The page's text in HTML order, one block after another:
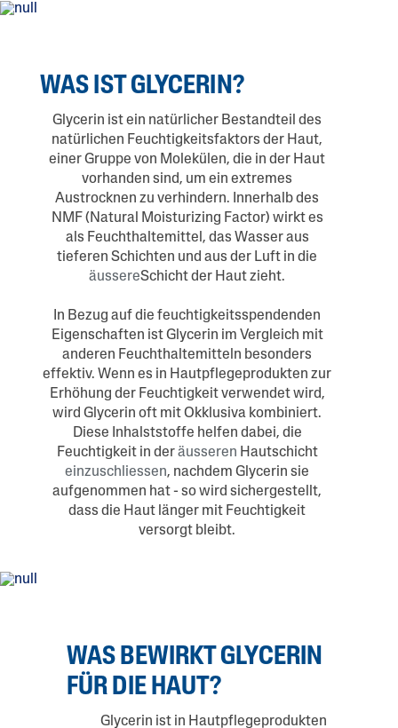
WAS IST GLYCERIN?
Glycerin ist ein natürlicher Bestandteil des
natürlichen Feuchtigkeitsfaktors der Haut,
einer Gruppe von Molekülen, die in der Haut
vorhanden sind, um ein extremes
Austrocknen zu verhindern. Innerhalb des
NMF (Natural Moisturizing Factor) wirkt es
als Feuchthaltemittel, das Wasser aus
tieferen Schichten und aus der Luft in die
äussereSchicht der Haut zieht.
In Bezug auf die feuchtigkeitsspendenden
Eigenschaften ist Glycerin im Vergleich mit
anderen Feuchthaltemitteln besonders
effektiv. Wenn es in Hautpflegeprodukten zur
Erhöhung der Feuchtigkeit verwendet wird,
wird Glycerin oft mit Okklusiva kombiniert.
Diese Inhalststoffe helfen dabei, die
Feuchtigkeit in deräusseren Hautschicht
einzuschliessen, nachdem Glycerin sie
aufgenommen hat - so wird sichergestellt,
dass die Haut länger mit Feuchtigkeit
versorgt bleibt.
WAS BEWIRKT GLYCERIN
FÜR DIE HAUT?
Glycerin ist in Hautpflegeprodukten